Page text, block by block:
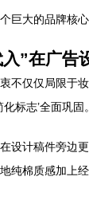
巨大的品牌核
”在广告
不仅仅局限于
标志’全面巩固。
设计稿件旁边
纯棉质感加上